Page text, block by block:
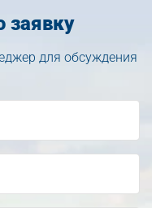
заявку
для обсуждения